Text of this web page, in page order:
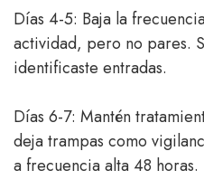
Días 4-5: Baja la
actividad, pero no pares.
identificaste entradas.
Días 6-7: Mantén
deja trampas como
a frecuencia alta 48 horas.